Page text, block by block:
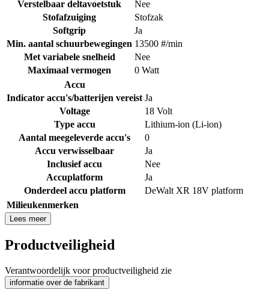
Verstelbaar deltavoetstuk
Nee
Stofafzuiging
Stofzak
Softgrip
Ja
Min. aantal schuurbewegingen 13500 #/min
Met variabele snelheid
Nee
Maximaal vermogen
0 Watt
Accu
Indicator accu's/batterijen vereist Ja
Voltage
18 Volt
Type accu
Lithium-ion (Li-ion)
Aantal meegeleverde accu's
0
Accu verwisselbaar
Ja
Inclusief accu
Nee
Accuplatform
Ja
Onderdeel accu platform
DeWalt XR 18V platform
Milieukenmerken
Lees meer
Productveiligheid
Verantwoordelijk voor productveiligheid zie
informatie over de fabrikant